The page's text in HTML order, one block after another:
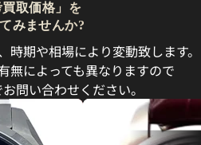
買取価格」を
みませんか?
期や相場により変動致します。
無によっても異なりますので
問い合わせください。